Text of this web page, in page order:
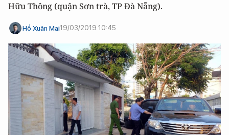
Hữu Thông (quận Sơn trà, TP Đà Nẵng).
Hồ Xuân Mai19/03/2019 10:45